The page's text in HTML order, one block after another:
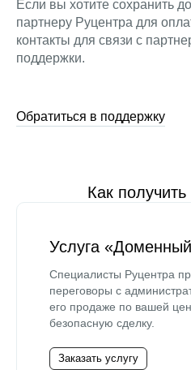
Если вы хотите сохранить
партнеру Руцентра для
контакты для связи с
поддержки.
Обратиться в поддержку
Как
Услуга
Специалисты Руцентра
переговоры с
его продаже по вашей
безопасную сделку.
Заказать услугу